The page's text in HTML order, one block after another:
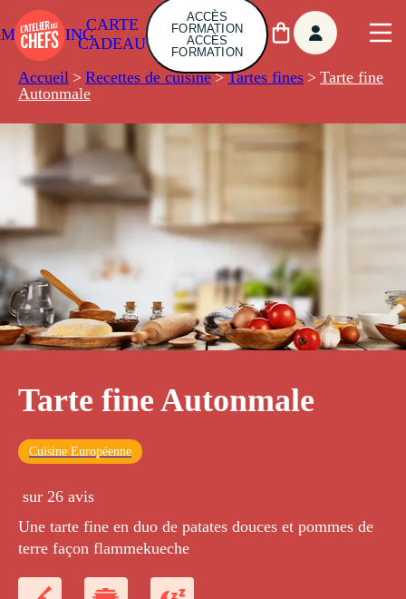
CARTE
CADEAU
ACCÈS
FORMATION
ACCÈS
FORMATION
Accueil > Recettes de cuisine > Tartes fines > Tarte fine
Autonmale
Tarte fine Autonmale
Cuisine Européenne
sur 26 avis
Une tarte fine en duo de patates douces et pommes de
terre façon flammekueche